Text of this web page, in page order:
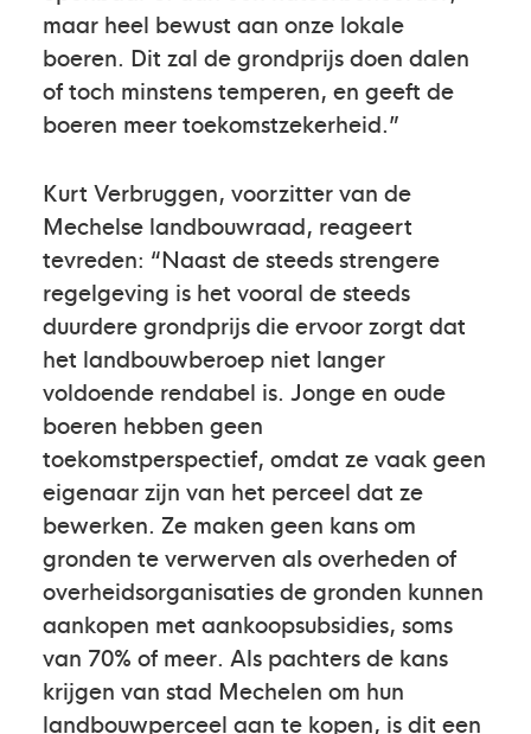
maar heel bewust aan onze lokale
boeren. Dit zal de grondprijs doen dalen
of toch minstens temperen, en geeft de
boeren meer toekomstzekerheid.”
Kurt Verbruggen, voorzitter van de
Mechelse landbouwraad, reageert
tevreden: “Naast de steeds strengere
regelgeving is het vooral de steeds
duurdere grondprijs die ervoor zorgt dat
het landbouwberoep niet langer
voldoende rendabel is. Jonge en oude
boeren hebben geen
toekomstperspectief, omdat ze vaak geen
eigenaar zijn van het perceel dat ze
bewerken. Ze maken geen kans om
gronden te verwerven als overheden of
overheidsorganisaties de gronden kunnen
aankopen met aankoopsubsidies, soms
van 70% of meer. Als pachters de kans
krijgen van stad Mechelen om hun
landbouwperceel aan te kopen, is dit een